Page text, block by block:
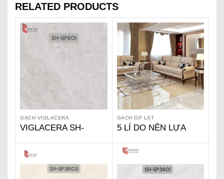
RELATED PRODUCTS
GẠCH VIGLACERA
VIGLACERA SH-
GẠCH ỐP LÁT
5 LÍ DO NÊN LỰA
VIGLACERA